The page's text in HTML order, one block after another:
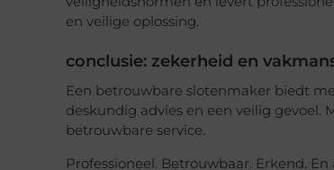
en veilige oplossing.
conclusie: zekerheid en
Een betrouwbare slotenmaker biedt
deskundig advies en een veilig gevoel.
betrouwbare service.
Professioneel. Betrouwbaar. Erkend.